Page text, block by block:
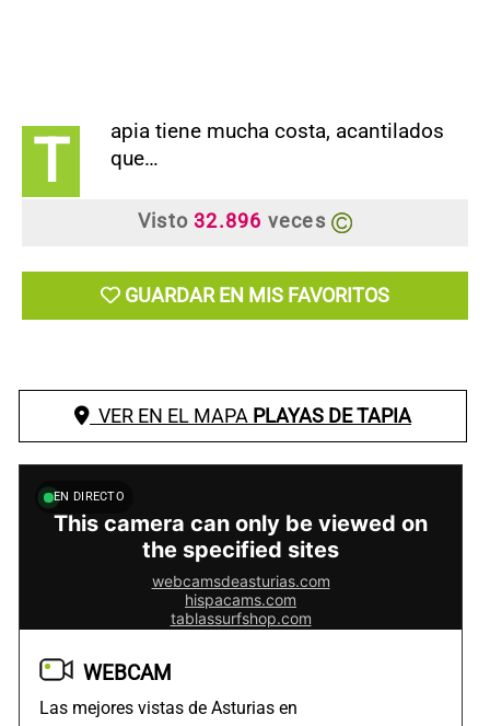
T
apia tiene mucha costa, acantilados
que…
Visto32.896 veces
GUARDAR EN MIS FAVORITOS
VER EN EL MAPA PLAYAS DE TAPIA
EN DIRECTO
WEBCAM
Las mejores vistas de Asturias en